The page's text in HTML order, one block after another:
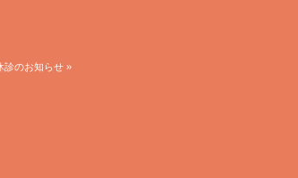
診のお知らせ »